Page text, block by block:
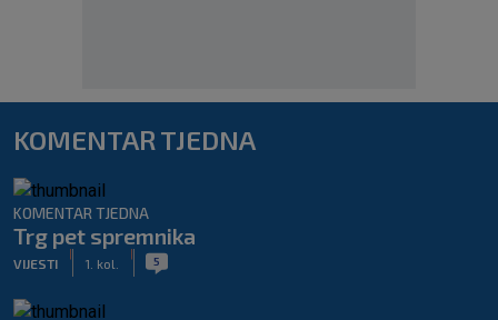
KOMENTAR TJEDNA
KOMENTAR TJEDNA
Trg pet spremnika
VIJESTI 1. kol. 5